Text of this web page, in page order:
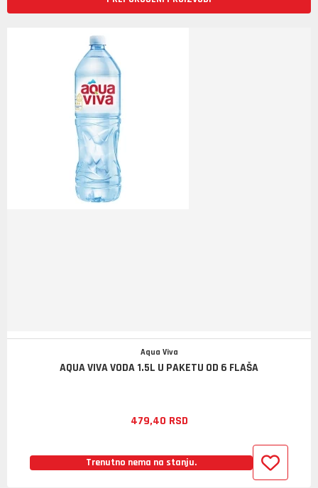
Aqua Viva
AQUA VIVA VODA 1.5L U PAKETU OD 6 FLAŠA
479,40 RSD
Trenutno nema na stanju.